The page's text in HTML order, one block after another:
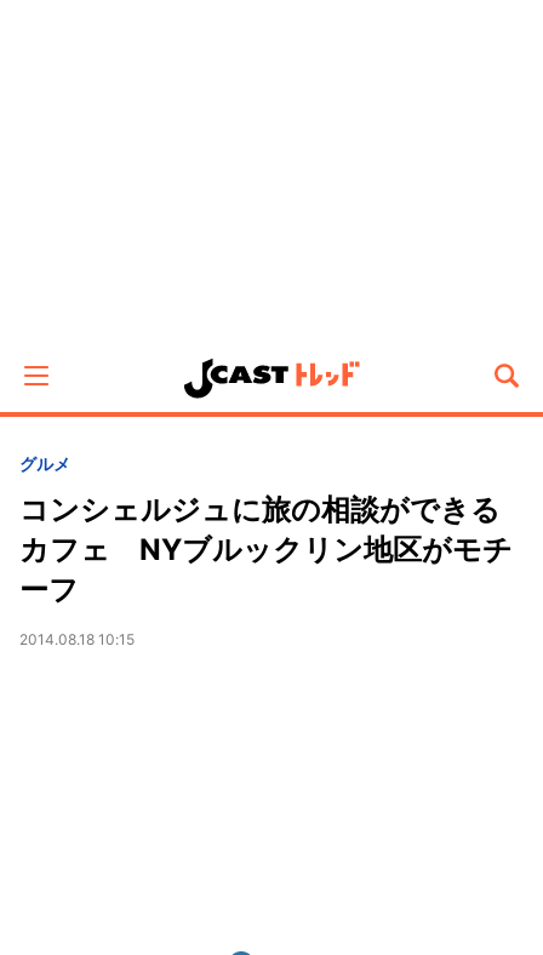
グルメ
コンシェルジュに旅の相談ができる
カフェ NYブルックリン地区がモチ
ーフ
2014.08.18 10:15